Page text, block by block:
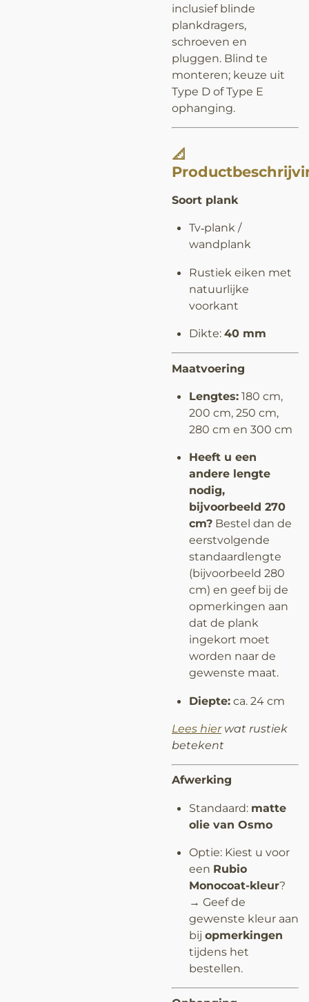
inclusief blinde
plankdragers,
schroeven en
pluggen. Blind te
monteren; keuze uit
Type D of Type E
ophanging.
📐
Soort plank
Tv‑plank /
wandplank
Rustiek eiken met
natuurlijke
voorkant
Dikte: 40 mm
Maatvoering
Lengtes:180 cm,
200 cm, 250 cm,
280 cm en 300 cm
Heeft u een
andere lengte
nodig,
bijvoorbeeld 270
cm?Bestel dan de
eerstvolgende
standaardlengte
(bijvoorbeeld 280
cm) en geef bij de
opmerkingen aan
dat de plank
ingekort moet
worden naar de
gewenste maat.
Diepte:ca. 24 cm
Lees hierwat rustiek
betekent
Afwerking
Standaard: matte
olie van Osmo
Optie: Kiest u voor
een Rubio
Monocoat-kleur?
→ Geef de
gewenste kleur aan
bij opmerkingen
tijdens het
bestellen.